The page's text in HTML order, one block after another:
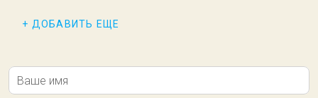
+ ДОБАВИТЬ ЕЩЕ
Ваше имя